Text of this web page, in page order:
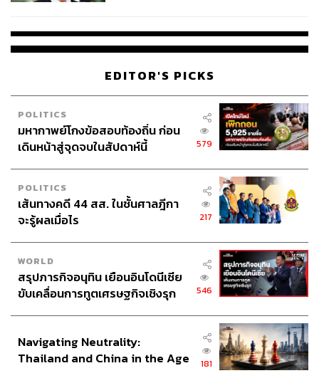
EDITOR'S PICKS
POLITICS
มหากาพย์โกงข้อสอบท้องถิ่น ก่อน
เดินหน้าสู่จุดจบในสัปดาห์นี้
579
POLITICS
เส้นทางคดี 44 สส. ในชั้นศาลฎีกา
จะรู้ผลเมื่อไร
217
WORLD
สรุปภารกิจอนุทิน เยือนอินโดนีเซีย
ขับเคลื่อนการทูตเศรษฐกิจเชิงรุก
546
Navigating Neutrality:
Thailand and China in the Age
181